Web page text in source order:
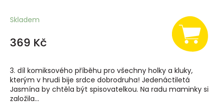
Skladem
369 Kč
3. díl komiksového příběhu pro všechny holky a kluky,
kterým v hrudi bije srdce dobrodruha! Jedenáctiletá
Jasmína by chtěla být spisovatelkou. Na radu maminky si
založila...